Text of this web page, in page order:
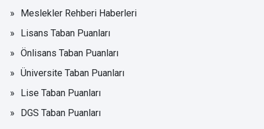
Meslekler Rehberi Haberleri
Lisans Taban Puanları
Önlisans Taban Puanları
Üniversite Taban Puanları
Lise Taban Puanları
DGS Taban Puanları